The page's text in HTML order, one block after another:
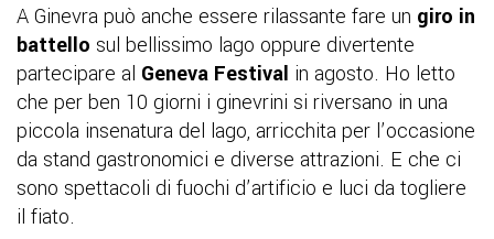
A Ginevra può anche essere rilassante fare un giro in
battello sul bellissimo lago oppure divertente
partecipare al Geneva Festival in agosto. Ho letto
che per ben 10 giorni i ginevrini si riversano in una
piccola insenatura del lago, arricchita per l’occasione
da stand gastronomici e diverse attrazioni. E che ci
sono spettacoli di fuochi d’artificio e luci da togliere
il fiato.